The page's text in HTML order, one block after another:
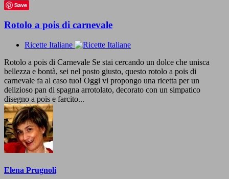
Save
Rotolo a pois di carnevale
Ricette Italiane
Rotolo a pois di Carnevale Se stai cercando un dolce che unisca
bellezza e bontà, sei nel posto giusto, questo rotolo a pois di
carnevale fa al caso tuo! Oggi vi propongo una ricetta per un
delizioso pan di spagna arrotolato, decorato con un simpatico
disegno a pois e farcito...
Elena Prugnoli